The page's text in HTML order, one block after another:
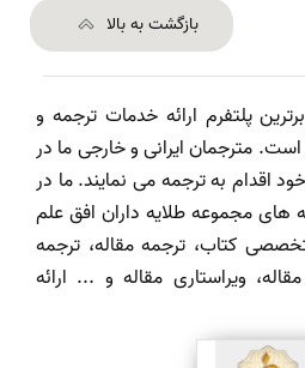
بازگشت به بالا
پلتفرم ارائه خدمات ترجمه و
است. مترجمان ایرانی و خارجی ما در
اقدام به ترجمه می نمایند. ما در
های مجموعه طلایه داران افق علم
کتاب، ترجمه مقاله، ترجمه
ویراستاری مقاله و ... ارائه